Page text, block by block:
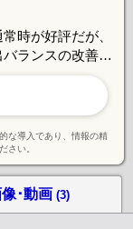
時が好評だが、
ランスの改善や
ンには魅力的だ
と言える。
な導入であり、情報の精
さい。
･動画 (3)